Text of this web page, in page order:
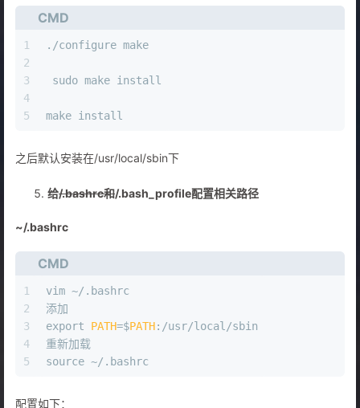
CMD
1
2
3
4
5
./configure make
sudo make install
make install
之后默认安装在/usr/local/sbin下
给/.bashrc和/.bash_profile配置相关路径
~/.bashrc
CMD
1
2
3
4
5
vim ~/.bashrc
添加
export PATH=$PATH:/usr/local/sbin
重新加载
source ~/.bashrc
配置如下：